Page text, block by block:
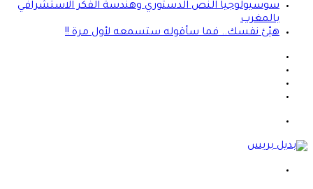
سوسيولوجيا النص الدستوري وهندسة الفكر الاستشرافي
بالمغرب
هيّئ نفسك.. فما سأقوله ستسمعه لأول مرة !!